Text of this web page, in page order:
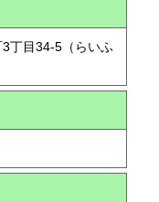
丁目34-5（らいふ